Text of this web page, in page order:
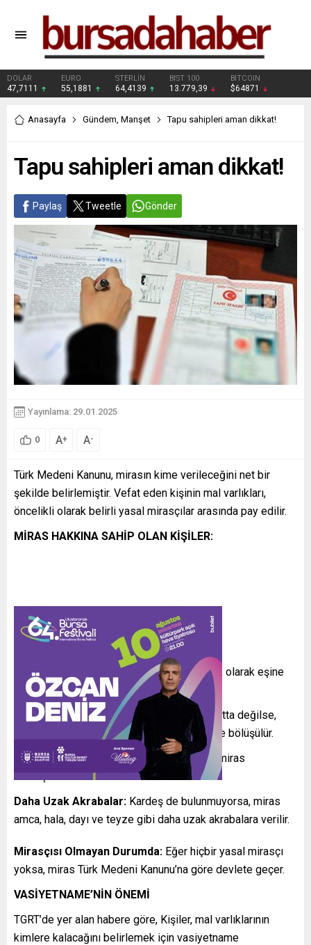
DOLAR
47,7111
EURO
55,1881
STERLİN
64,4139
BIST 100
13.779,39
BITCOIN
$64871
Anasayfa Gündem, Manşet Tapu sahipleri aman dikkat!
Tapu sahipleri aman dikkat!
Paylaş Tweetle Gönder
Yayınlama: 29.01.2025
0 A+ A-
Türk Medeni Kanunu, mirasın kime verileceğini net bir
şekilde belirlemiştir. Vefat eden kişinin mal varlıkları,
öncelikli olarak belirli yasal mirasçılar arasında pay edilir.
MİRAS HAKKINA SAHİP OLAN KİŞİLER:
Eş ve Çocuklar:
Eğer kişi evliyse, miras ilk olarak eşine
ve çocuklarına kalır.
Anne ve Baba: Çocuk yoksa ve eş de hayatta değilse,
miras anne ve baba arasında eşit bir şekilde bölüşülür.
Kardeşler:Anne ve baba hayatta değilse, miras
kardeşlere devredilir.
Daha Uzak Akrabalar: Kardeş de bulunmuyorsa, miras
amca, hala, dayı ve teyze gibi daha uzak akrabalara verilir.
Mirasçısı Olmayan Durumda: Eğer hiçbir yasal mirasçı
yoksa, miras Türk Medeni Kanunu’na göre devlete geçer.
VASİYETNAME’NİN ÖNEMİ
TGRT’de yer alan habere göre, Kişiler, mal varlıklarının
kimlere kalacağını belirlemek için vasiyetname